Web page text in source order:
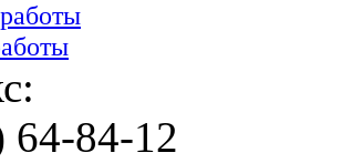
64-84-12